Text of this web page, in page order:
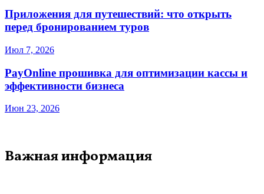
Приложения для путешествий: что открыть
перед бронированием туров
Июл 7, 2026
PayOnline прошивка для оптимизации кассы и
эффективности бизнеса
Июн 23, 2026
Важная информация